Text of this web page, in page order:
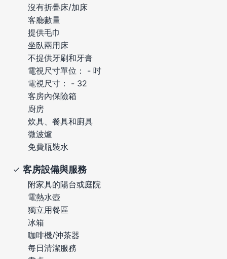
沒有折疊床/加床
客廳數量
提供毛巾
坐臥兩用床
不提供牙刷和牙膏
電視尺寸單位： - 吋
電視尺寸： - 32
客房內保險箱
廚房
炊具、餐具和廚具
微波爐
免費瓶裝水
客房設備與服務
附家具的陽台或庭院
電熱水壺
獨立用餐區
冰箱
咖啡機/沖茶器
每日清潔服務